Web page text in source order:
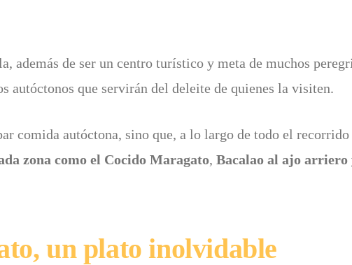
además de ser un centro turístico y meta de muchos
autóctonos que servirán del deleite de quienes la visiten.
comida autóctona, sino que, a lo largo de todo el recorrido
zona como el Cocido Maragato, Bacalao al ajo
un plato inolvidable